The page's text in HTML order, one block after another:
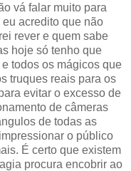
vá falar muito para
acredito que não
rever e quem sabe
hoje só tenho que
todos os mágicos que
truques reais para os
evitar o excesso de
de câmeras
de todas as
o público
É certo que existem
procura encobrir ao